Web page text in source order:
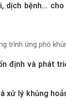
bệnh…
trình ứng phó
định và phát
xử lý khủng